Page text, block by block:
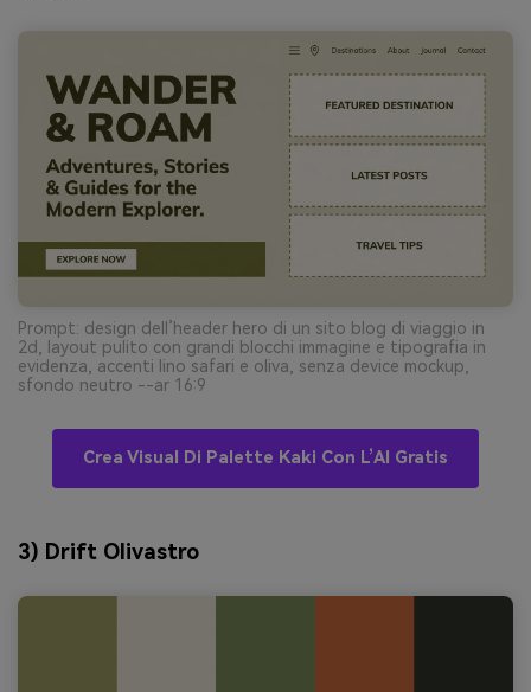
Prompt: design dell’header hero di un sito blog di viaggio in
2d, layout pulito con grandi blocchi immagine e tipografia in
evidenza, accenti lino safari e oliva, senza device mockup,
sfondo neutro --ar 16:9
Crea Visual Di Palette Kaki Con L’AI Gratis
3) Drift Olivastro